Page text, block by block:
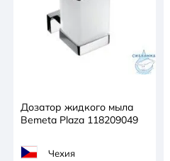
Дозатор жидкого мыла
Bemeta Plaza 118209049
Чехия